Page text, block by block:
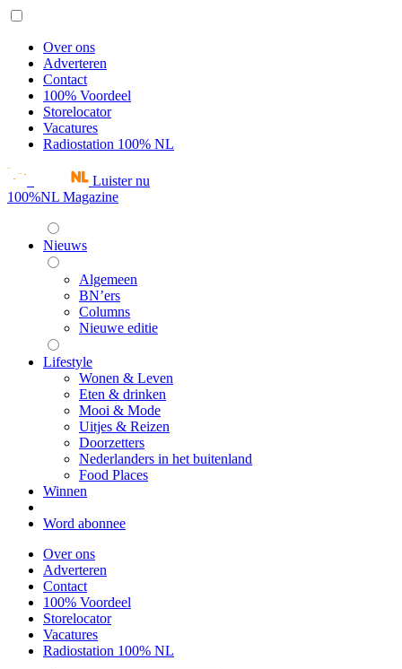
Over ons
Adverteren
Contact
100% Voordeel
Storelocator
Vacatures
Radiostation 100% NL
Luister nu
100%NL Magazine
Nieuws
Algemeen
BN’ers
Columns
Nieuwe editie
Lifestyle
Wonen & Leven
Eten & drinken
Mooi & Mode
Uitjes & Reizen
Doorzetters
Nederlanders in het buitenland
Food Places
Winnen
Word abonnee
Over ons
Adverteren
Contact
100% Voordeel
Storelocator
Vacatures
Radiostation 100% NL